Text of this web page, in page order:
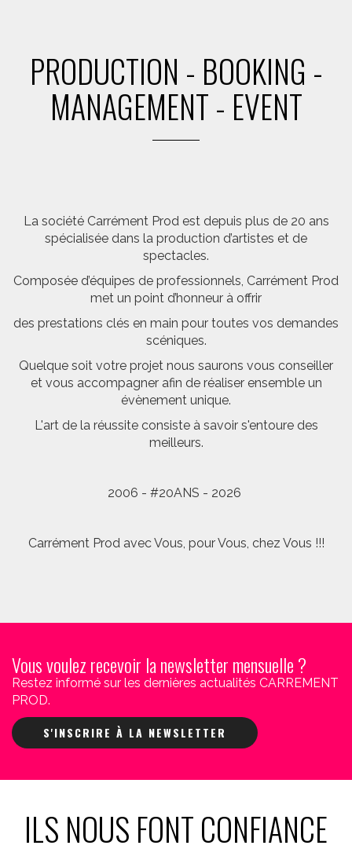
PRODUCTION - BOOKING -
MANAGEMENT - EVENT
La société Carrément Prod est depuis plus de 20 ans
spécialisée dans la production d’artistes et de
spectacles.
Composée d’équipes de professionnels, Carrément Prod
met un point d’honneur à offrir
des prestations clés en main pour toutes vos demandes
scéniques.
Quelque soit votre projet nous saurons vous conseiller
et vous accompagner afin de réaliser ensemble un
évènement unique.
L'art de la réussite consiste à savoir s'entoure des
meilleurs.
2006 - #20ANS - 2026
Carrément Prod avec Vous, pour Vous, chez Vous !!!
Vous voulez recevoir la newsletter mensuelle ?
Restez informé sur les dernières actualités CARREMENT
PROD.
S'INSCRIRE À LA NEWSLETTER
ILS NOUS FONT CONFIANCE